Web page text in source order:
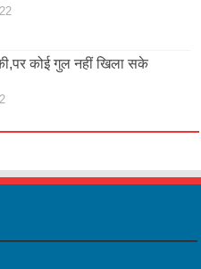
कोई गुल नहीं खिला सके